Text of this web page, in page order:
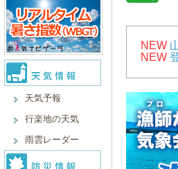
天気予報
行楽地の天気
雨雲レーダー
NEW
NEW